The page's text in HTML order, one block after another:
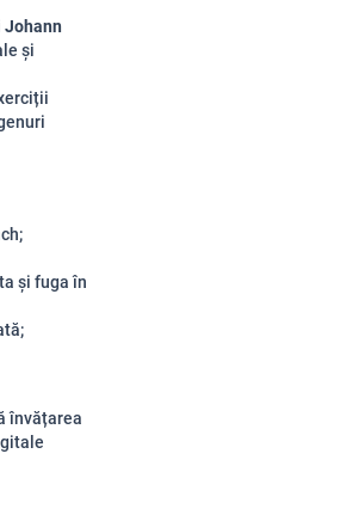
Johann
și
și fuga în
învățarea